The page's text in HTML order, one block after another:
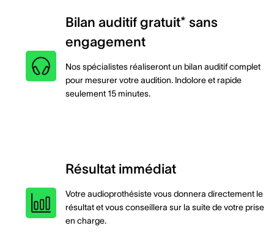
Bilan auditif gratuit* sans
engagement
Nos spécialistes réaliseront un bilan auditif complet
pour mesurer votre audition. Indolore et rapide
seulement 15 minutes.
Résultat immédiat
Votre audioprothésiste vous donnera directement le
résultat et vous conseillera sur la suite de votre prise
en charge.